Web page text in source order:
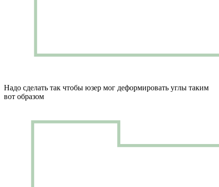
Надо сделать так чтобы юзер мог деформировать углы таким
вот образом